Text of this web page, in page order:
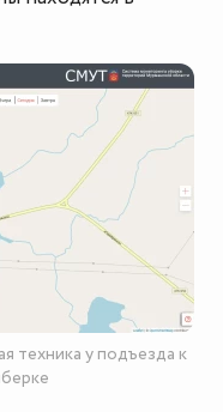
техника у подъезда к